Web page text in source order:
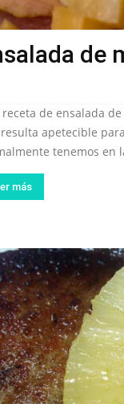
de
receta de ensalada
apetecible
tenemos en la
más